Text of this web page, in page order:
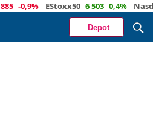
-0,9% EStoxx50 6 503 0,4% Nasdaq
Depot